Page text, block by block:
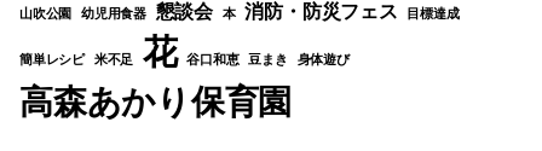
山吹公園 幼児用食器 懇談会 本 消防・防災フェス 目標達成
簡単レシピ 米不足 花 谷口和恵 豆まき 身体遊び
高森あかり保育園